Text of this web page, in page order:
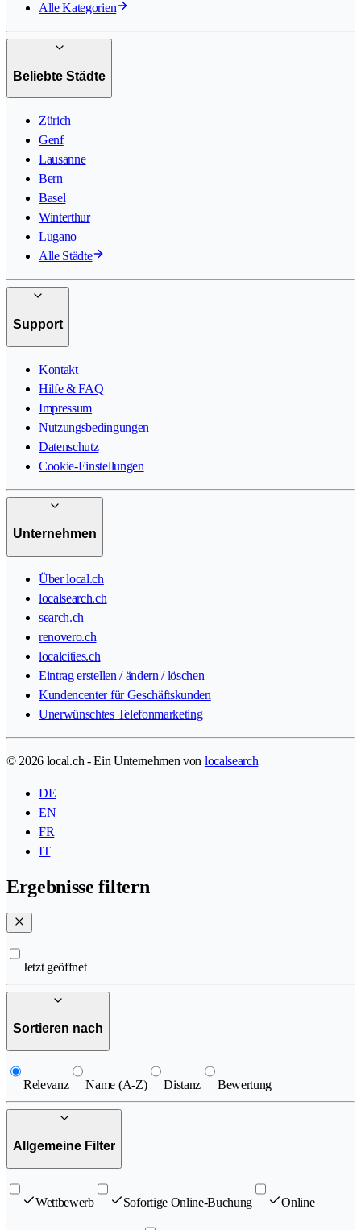
Alle Kategorien
Beliebte Städte
Zürich
Genf
Lausanne
Bern
Basel
Winterthur
Lugano
Alle Städte
Support
Kontakt
Hilfe & FAQ
Impressum
Nutzungsbedingungen
Datenschutz
Cookie-Einstellungen
Unternehmen
Über local.ch
localsearch.ch
search.ch
renovero.ch
localcities.ch
Eintrag erstellen / ändern / löschen
Kundencenter für Geschäftskunden
Unerwünschtes Telefonmarketing
© 2026 local.ch - Ein Unternehmen von localsearch
DE
EN
FR
IT
Ergebnisse filtern
Jetzt geöffnet
Sortieren nach
Relevanz Name (A-Z) Distanz Bewertung
Allgemeine Filter
Wettbewerb Sofortige Online-Buchung Online